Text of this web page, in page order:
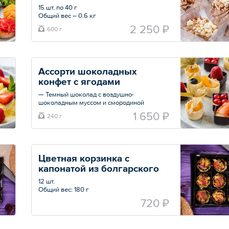
15 шт. по 40 г
Общий вес – 0.6 кг
600 г 2 250 ₽
Ассорти шоколадных
— Темный шоколад с воздушно-
шоколадным муссом и смородиной
шоколадным муссом и кумкватом
— Темный шоколад с лимонным муссом
— Белый шоколад с лимонным муссом
— Темный шоколад с муссом маскарпоне и
физалисом
— Белый шоколад с муссом маскарпоне и
малиной
18 шт.
Общий вес – 240 г
240 г 1 650 ₽
Цветная корзинка с
капонатой из болгарского
перца
12 шт.
Общий вес: 180 г
720 ₽